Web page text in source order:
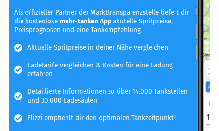
Als offizieller Partner der Markttransparenzstelle liefert dir
die kostenlosemehr-tanken Appakutelle Spritpreise,
Preisprognosen und eine Tankempfehlung
Aktuelle Spritpreise in deiner Nähe vergleichen
Ladetarife vergleichen & Kosten für eine Ladung
erfahren
Detaillierte Informationen zu über 14.000 Tankstellen
und 30.000 Ladesäulen
Flizzi empfiehlt dir den optimalen Tankzeitpunkt*